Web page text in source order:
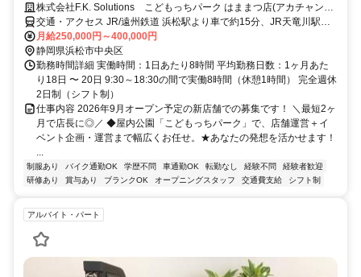
株式会社F.K. Solutions こどもっちパーク はままつ店(アカチャンホ
ンポ 浜松プラザ店内)
交通・アクセス JR/遠州鉄道 浜松駅より車で約15分、JR天竜川駅よ
り車で約10分
月給250,000円～400,000円
静岡県浜松市中央区
勤務時間詳細 実働時間：1日あたり8時間 平均勤務日数：1ヶ月あた
り18日 〜 20日 9:30～18:30の間で実働8時間（休憩1時間） 完全週休
2日制（シフト制）
仕事内容 2026年9月オープン予定の新店舗での募集です！ ＼最短2ヶ
月で店長に◎／ ◆屋内公園「こどもっちパーク」で、店舗運営＋イ
ベント企画・運営まで幅広くお任せ。★あなたの発想を活かせます！
...
制服あり バイク通勤OK 学歴不問 車通勤OK 転勤なし 経験不問
経験者歓迎
研修あり
賞与あり ブランクOK オープニングスタッフ 交通費支給 シフト制
アルバイト・パート